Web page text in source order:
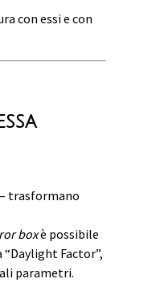
con essi e con
trasformano
boxè possibile
Factor”,
parametri.